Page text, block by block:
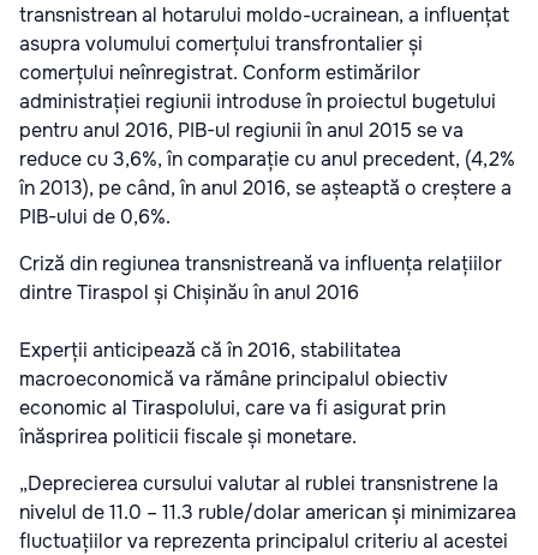
transnistrean al hotarului moldo-ucrainean, a influențat
asupra volumului comerțului transfrontalier și
comerțului neînregistrat. Conform estimărilor
administrației regiunii introduse în proiectul bugetului
pentru anul 2016, PIB-ul regiunii în anul 2015 se va
reduce cu 3,6%, în comparație cu anul precedent, (4,2%
în 2013), pe când, în anul 2016, se așteaptă o creștere a
PIB-ului de 0,6%.
Criză din regiunea transnistreană va influența relațiilor
dintre Tiraspol și Chișinău în anul 2016
Experții anticipează că în 2016, stabilitatea
macroeconomică va rămâne principalul obiectiv
economic al Tiraspolului, care va fi asigurat prin
înăsprirea politicii fiscale și monetare.
„Deprecierea cursului valutar al rublei transnistrene la
nivelul de 11.0 – 11.3 ruble/dolar american și minimizarea
fluctuațiilor va reprezenta principalul criteriu al acestei